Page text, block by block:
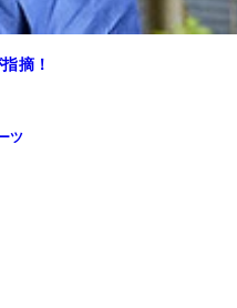
摘！
ツ